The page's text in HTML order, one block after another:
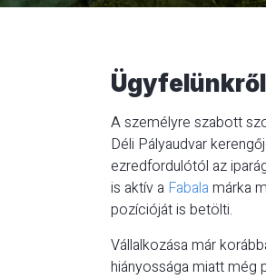
Ügyfelünkről
A személyre szabott
Déli Pályaudvar
ezredfordulótól az
is aktív a Fabala márka
pozícióját is betölti.
Vállalkozása már
hiányossága miatt még